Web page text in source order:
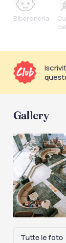
Biberoneria
Gallery
Tutte le foto